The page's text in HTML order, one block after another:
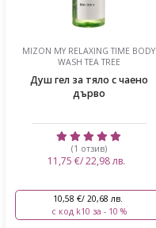
MIZON MY RELAXING TIME BODY
WASH TEA TREE
Душ гел за тяло с чаено
дърво
(1 отзив)
11,75 €/ 22,98 лв.
10,58 €/ 20,68 лв.
с код k10 за - 10 %